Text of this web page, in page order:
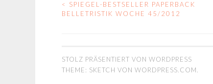
BEITRAGS-
<
SPIEGEL-BESTSELLER PAPERBACK
BELLETRISTIK WOCHE 45/2012
STOLZ PRÄSENTIERT VON WORDPRESS
THEME: SKETCH VON WORDPRESS.COM